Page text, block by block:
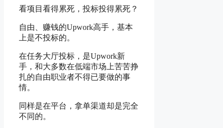
Upwork
高
手
看项目看得累死，投标投得累死？
自由、赚钱的Upwork高手，基本
上是不投标的。
在任务大厅投标，是Upwork新
手，和大多数在低端市场上苦苦挣
扎的自由职业者不得已要做的事
情。
同样是在平台，拿单渠道却是完全
不同的。